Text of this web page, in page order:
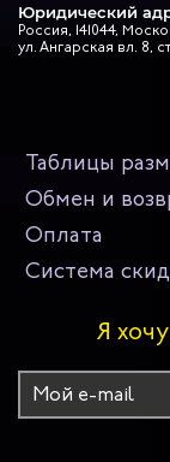
Юридический
Россия, 141044,
ул. Ангарская вл. 8,
Таблицы
Обмен и
Оплата
Система
Я